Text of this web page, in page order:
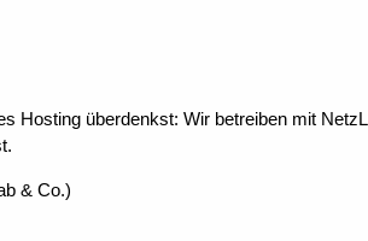
Hosting überdenkst: Wir betreiben mit
& Co.)